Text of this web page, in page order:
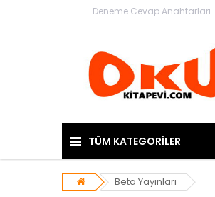
Deneme Cevap Anahtarları
TÜM KATEGORİLER
Beta Yayınları